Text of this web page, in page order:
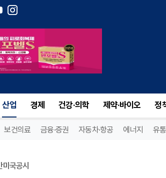
산업 경제 건강·의학 제약·바이오 정
보건의료 금융·증권 자동차·항공 에너지 유통
국공시